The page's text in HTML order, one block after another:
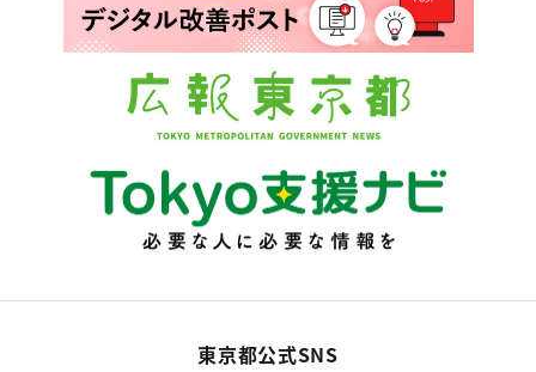
東京都公式SNS